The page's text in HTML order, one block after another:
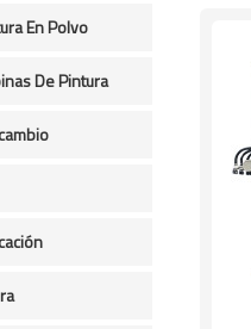
En Polvo
De Pintura